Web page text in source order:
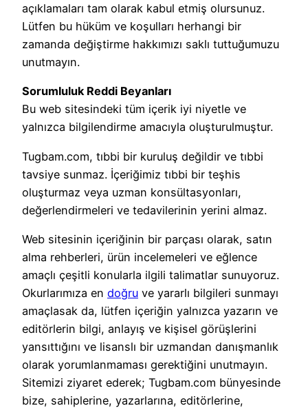
açıklamaları tam olarak kabul etmiş olursunuz.
Lütfen bu hüküm ve koşulları herhangi bir
zamanda değiştirme hakkımızı saklı tuttuğumuzu
unutmayın.
Sorumluluk Reddi Beyanları
Bu web sitesindeki tüm içerik iyi niyetle ve
yalnızca bilgilendirme amacıyla oluşturulmuştur.
Tugbam.com, tıbbi bir kuruluş değildir ve tıbbi
tavsiye sunmaz. İçeriğimiz tıbbi bir teşhis
oluşturmaz veya uzman konsültasyonları,
değerlendirmeleri ve tedavilerinin yerini almaz.
Web sitesinin içeriğinin bir parçası olarak, satın
alma rehberleri, ürün incelemeleri ve eğlence
amaçlı çeşitli konularla ilgili talimatlar sunuyoruz.
Okurlarımıza en doğru ve yararlı bilgileri sunmayı
amaçlasak da, lütfen içeriğin yalnızca yazarın ve
editörlerin bilgi, anlayış ve kişisel görüşlerini
yansıttığını ve lisanslı bir uzmandan danışmanlık
olarak yorumlanmaması gerektiğini unutmayın.
Sitemizi ziyaret ederek; Tugbam.com bünyesinde
bize, sahiplerine, yazarlarına, editörlerine,